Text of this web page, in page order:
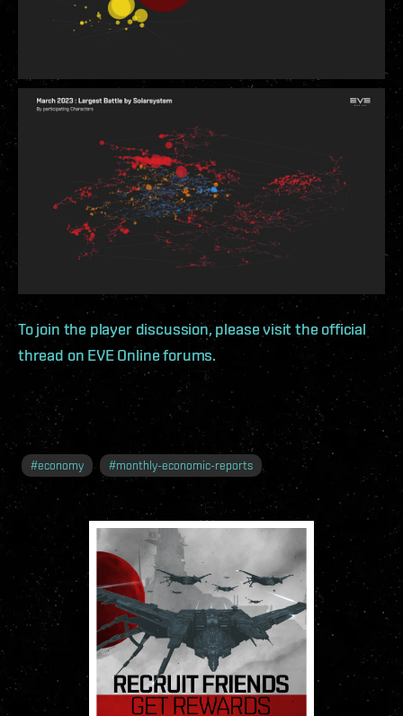
To join the player discussion, please visit the official
thread on EVE Online forums.
#economy #monthly-economic-reports